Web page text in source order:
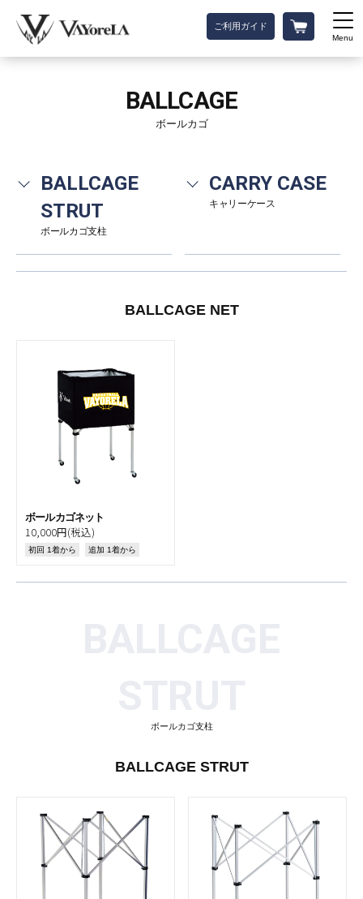
ご利用ガイド
Menu
BALLCAGE
ボールカゴ
BALLCAGE
STRUT
ボールカゴ支柱
CARRY CASE
キャリーケース
BALLCAGE NET
ボールカゴネット
10,000円(税込)
初回 1着から 追加 1着から
ボールカゴ支柱
BALLCAGE STRUT